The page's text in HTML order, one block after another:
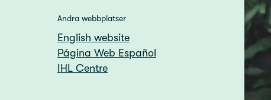
Andra webbplatser
English website
Página Web Español
IHL Centre